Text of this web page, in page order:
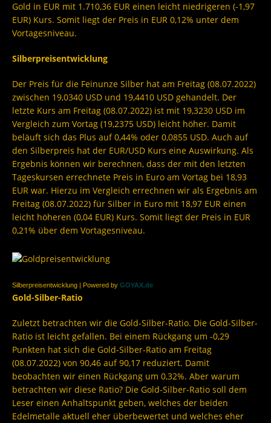
Gold in EUR mit 1.710,36 EUR einen leicht niedrigeren (-1,97
EUR) Kurs. Somit liegt der Preis in EUR 0,12% unter dem
Vortagesniveau.
Silberpreisentwicklung
Der Preis für die Feinunze Silber hat am Freitag (08.07.2022)
zwischen 19,0340 USD und 19,4410 USD gehandelt. Der
letzte Kurs am Freitag (08.07.2022) ist mit 19,3230 USD im
Vergleich zum Vortag (19,2375 USD) leicht höher. Damit
beläuft sich das Plus auf 0,44% oder 0,0855 USD. Auch auf
den Silberpreis hat der EUR/USD Kurs eine Auswirkung. Als
Ergebnis können wir berechnen, dass der mit den letzten
Tageskursen errechnete Preis in Euro am Vortag bei 18,93
EUR war. Hierzu im Vergleich errechnen wir als Ergebnis am
Freitag (08.07.2022) für Silber in Euro mit 18,97 EUR einen
leicht höheren (0,04 EUR) Kurs. Somit liegt der Preis in EUR
0,21% über dem Vortagesniveau.
Silberpreisentwicklung | Powered by GOYAX.de
Gold-Silber-Ratio
Zuletzt betrachten wir die Gold-Silber-Ratio. Die Gold-Silber-
Ratio ist leicht gefallen. Bei einem Rückgang um -0,29
Punkten hat sich die Gold-Silber-Ratio am Freitag
(08.07.2022) von 90,46 auf 90,17 reduziert. Damit
beobachten wir einen Rückgang um 0,32%. Aber warum
betrachten wir diese Ratio? Die Gold-Silber-Ratio soll dem
Leser einen Anhaltspunkt geben, welches der beiden
Edelmetalle aktuell eher überbewertet und welches eher